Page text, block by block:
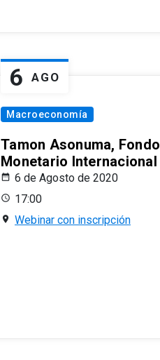
6 AGO
Macroeconomía
Tamon Asonuma, Fondo
Monetario Internacional
6 de Agosto de 2020
17:00
Webinar con inscripción